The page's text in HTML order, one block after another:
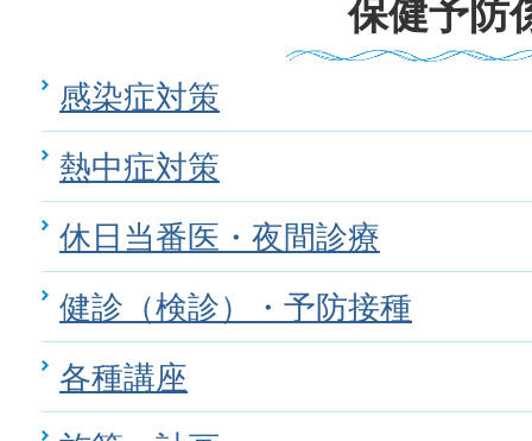
保健予防
感染症対策
熱中症対策
休日当番医・夜間診療
健診（検診）・予防接種
各種講座